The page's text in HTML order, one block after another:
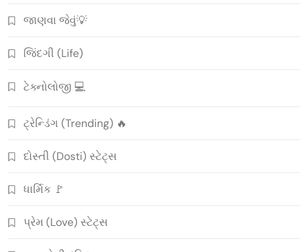
જાણવા જેવું💡
જિંદગી (Life)
ટેક્નોલોજી 💻
ટ્રેન્ડિંગ (Trending) 🔥
દોસ્તી (Dosti) સ્ટેટ્સ
ધાર્મિક 🚩
પ્રેમ (Love) સ્ટેટ્સ